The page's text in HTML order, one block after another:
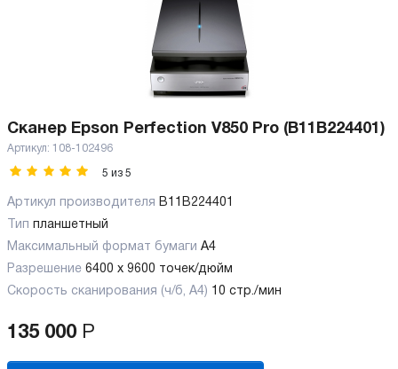
Сканер Epson Perfection V850 Pro (B11B224401)
Артикул: 108-102496
5 из 5
Артикул производителя B11B224401
Тип планшетный
Максимальный формат бумаги А4
Разрешение 6400 x 9600 точек/дюйм
Скорость сканирования (ч/б, А4) 10 стр./мин
135 000 Р